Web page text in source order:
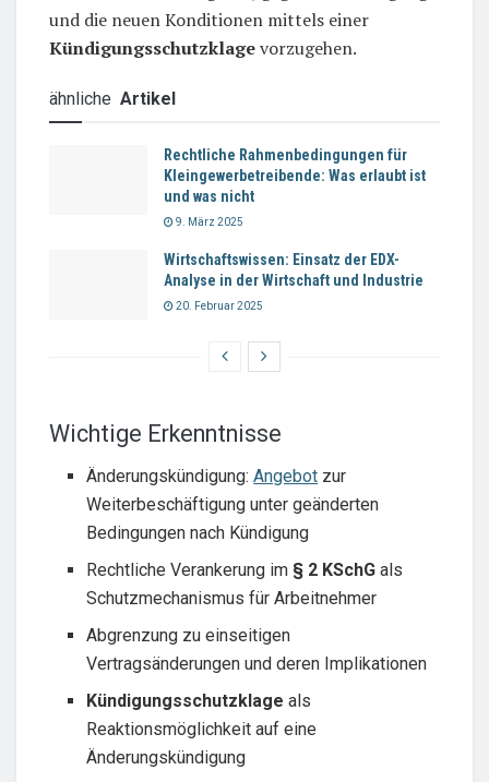
und die neuen Konditionen mittels einer
Kündigungsschutzklagevorzugehen.
ähnliche Artikel
Rechtliche Rahmenbedingungen für
Kleingewerbetreibende: Was erlaubt ist
und was nicht
9. März 2025
Wirtschaftswissen: Einsatz der EDX-
Analyse in der Wirtschaft und Industrie
20. Februar 2025
Wichtige Erkenntnisse
Änderungskündigung:Angebot zur
Weiterbeschäftigung unter geänderten
Bedingungen nach Kündigung
Rechtliche Verankerung im § 2 KSchG als
Schutzmechanismus für Arbeitnehmer
Abgrenzung zu einseitigen
Vertragsänderungen und deren Implikationen
Kündigungsschutzklage als
Reaktionsmöglichkeit auf eine
Änderungskündigung